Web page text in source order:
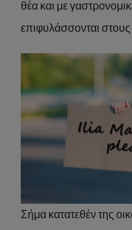
θέα και με
επιφυλάσσονται στους
Σήμα κατατεθέν της